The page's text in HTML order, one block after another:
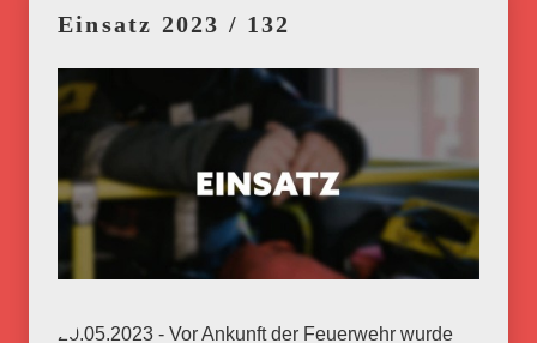
Einsatz 2023 / 132
20.05.2023 - Vor Ankunft der Feuerwehr wurde